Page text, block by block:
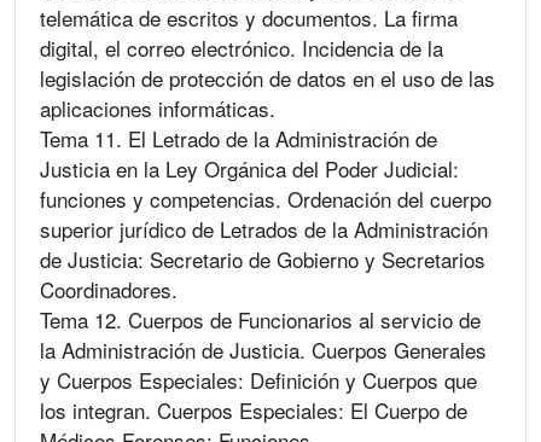
telemática de escritos y documentos. La firma
digital, el correo electrónico. Incidencia de la
legislación de protección de datos en el uso de las
aplicaciones informáticas.
Tema 11. El Letrado de la Administración de
Justicia en la Ley Orgánica del Poder Judicial:
funciones y competencias. Ordenación del cuerpo
superior jurídico de Letrados de la Administración
de Justicia: Secretario de Gobierno y Secretarios
Coordinadores.
Tema 12. Cuerpos de Funcionarios al servicio de
la Administración de Justicia. Cuerpos Generales
y Cuerpos Especiales: Definición y Cuerpos que
los integran. Cuerpos Especiales: El Cuerpo de